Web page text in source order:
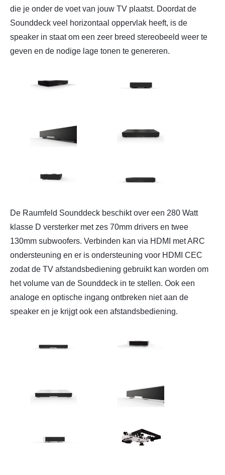
die je onder de voet van jouw TV plaatst. Doordat de
Sounddeck veel horizontaal oppervlak heeft, is de
speaker in staat om een zeer breed stereobeeld weer te
geven en de nodige lage tonen te genereren.
De Raumfeld Sounddeck beschikt over een 280 Watt
klasse D versterker met zes 70mm drivers en twee
130mm subwoofers. Verbinden kan via HDMI met ARC
ondersteuning en er is ondersteuning voor HDMI CEC
zodat de TV afstandsbediening gebruikt kan worden om
het volume van de Sounddeck in te stellen. Ook een
analoge en optische ingang ontbreken niet aan de
speaker en je krijgt ook een afstandsbediening.